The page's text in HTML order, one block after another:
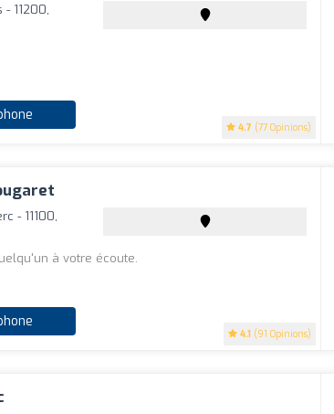
4.7 (77 Opinions)
- 11200,
4.1 (91 Opinions)
- 11100,
à votre écoute.